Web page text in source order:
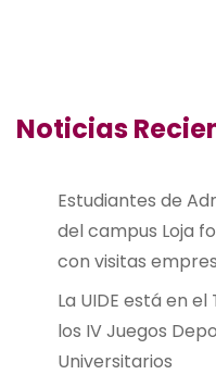
Noticias
Estudiantes de
del campus Loja
con visitas
La UIDE está en
los IV Juegos
Universitarios